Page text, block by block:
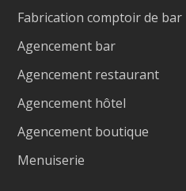
Fabrication comptoir de bar
Agencement bar
Agencement restaurant
Agencement hôtel
Agencement boutique
Menuiserie